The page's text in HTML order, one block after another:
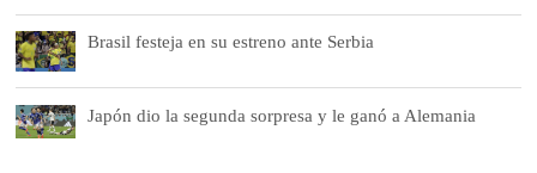
Brasil festeja en su estreno ante Serbia
Japón dio la segunda sorpresa y le ganó a Alemania